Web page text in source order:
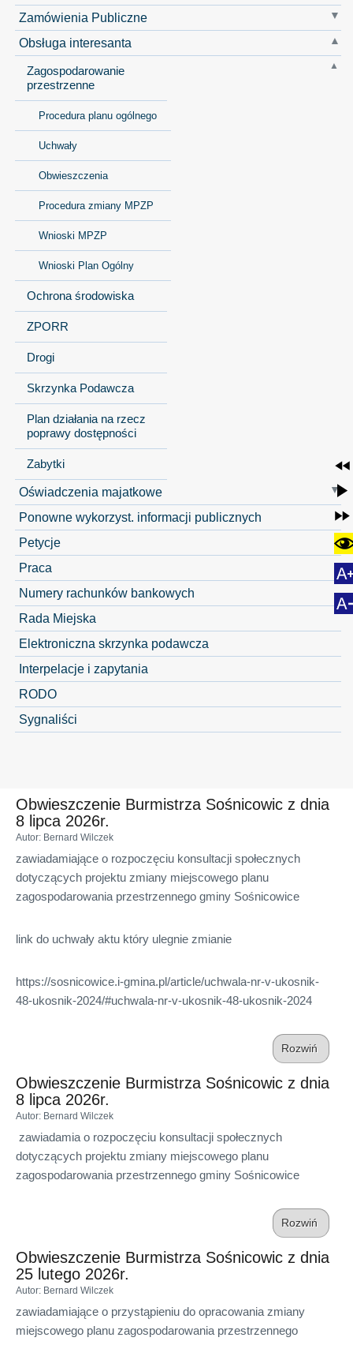
Zamówienia Publiczne
Obsługa interesanta
Zagospodarowanie
przestrzenne
Procedura planu ogólnego
Uchwały
Obwieszczenia
Procedura zmiany MPZP
Wnioski MPZP
Wnioski Plan Ogólny
Ochrona środowiska
ZPORR
Drogi
Skrzynka Podawcza
Plan działania na rzecz
poprawy dostępności
Zabytki
Oświadczenia majatkowe
Ponowne wykorzyst. informacji publicznych
Petycje
Praca
Numery rachunków bankowych
Rada Miejska
Elektroniczna skrzynka podawcza
Interpelacje i zapytania
RODO
Sygnaliści
Obwieszczenie Burmistrza Sośnicowic z dnia
8 lipca 2026r.
Autor: Bernard Wilczek
zawiadamiające o rozpoczęciu konsultacji społecznych
dotyczących projektu zmiany miejscowego planu
zagospodarowania przestrzennego gminy Sośnicowice
link do uchwały aktu który ulegnie zmianie
https://sosnicowice.i-gmina.pl/article/uchwala-nr-v-ukosnik-
48-ukosnik-2024/#uchwala-nr-v-ukosnik-48-ukosnik-2024
Rozwiń
Obwieszczenie Burmistrza Sośnicowic z dnia
8 lipca 2026r.
Autor: Bernard Wilczek
zawiadamia o rozpoczęciu konsultacji społecznych
dotyczących projektu zmiany miejscowego planu
zagospodarowania przestrzennego gminy Sośnicowice
Rozwiń
Obwieszczenie Burmistrza Sośnicowic z dnia
25 lutego 2026r.
Autor: Bernard Wilczek
zawiadamiające o przystąpieniu do opracowania zmiany
miejscowego planu zagospodarowania przestrzennego